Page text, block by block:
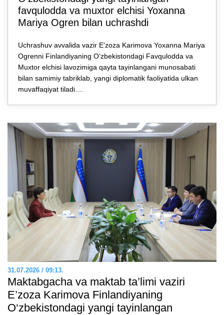
favqulodda va muxtor elchisi Yoxanna
Mariya Ogren bilan uchrashdi
Uchrashuv avvalida vazir E'zoza Karimova Yoxanna Mariya
Ogrenni Finlandiyaning O‘zbekistondagi Favqulodda va
Muxtor elchisi lavozimiga qayta tayinlangani munosabati
bilan samimiy tabriklab, yangi diplomatik faoliyatida ulkan
muvaffaqiyat tiladi....
31.07.2026 / 09:13.
Maktabgacha va maktab ta’limi vaziri
E’zozа Karimova Finlandiyaning
O‘zbekistondagi yangi tayinlangan